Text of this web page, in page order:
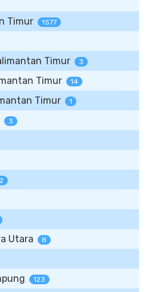
Timur 1577
Timur 3
Timur 14
Timur 1
3
Utara 8
123